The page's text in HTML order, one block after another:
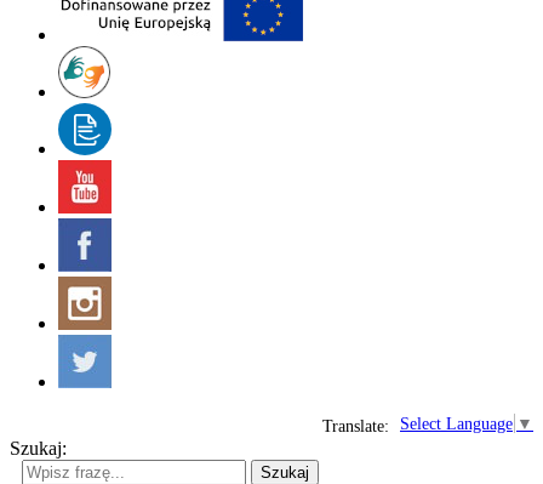
Select Language ▼
Translate:
Szukaj:
Szukaj